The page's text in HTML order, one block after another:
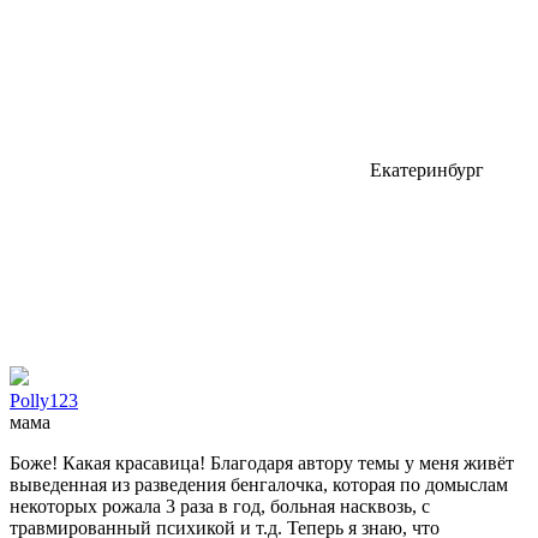
Екатеринбург
Polly123
мама
Боже! Какая красавица! Благодаря автору темы у меня живёт
выведенная из разведения бенгалочка, которая по домыслам
некоторых рожала 3 раза в год, больная насквозь, с
травмированный психикой и т.д. Теперь я знаю, что